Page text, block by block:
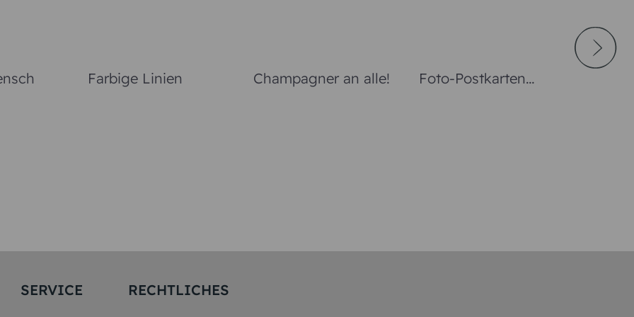
Farbige Linien Champagner an alle!
Foto-Postkarten
SERVICE RECHTLICHES